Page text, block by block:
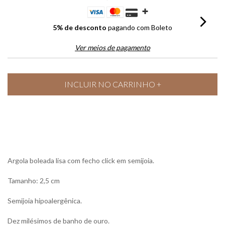
5% de desconto pagando com Boleto
Ver meios de pagamento
Argola boleada lisa com fecho click em semijoia.
Tamanho: 2,5 cm
Semijoia hipoalergênica.
Dez milésimos de banho de ouro.